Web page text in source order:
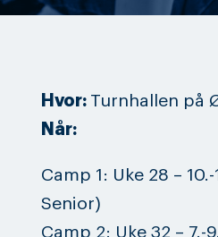
Hvor: Turnhallen på
Når:
Camp 1: Uke 28 –
Senior)
Camp 2: Uke 32 – 7.-